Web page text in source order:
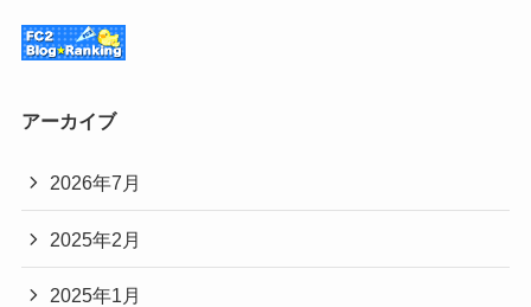
アーカイブ
2026年7月
2025年2月
2025年1月